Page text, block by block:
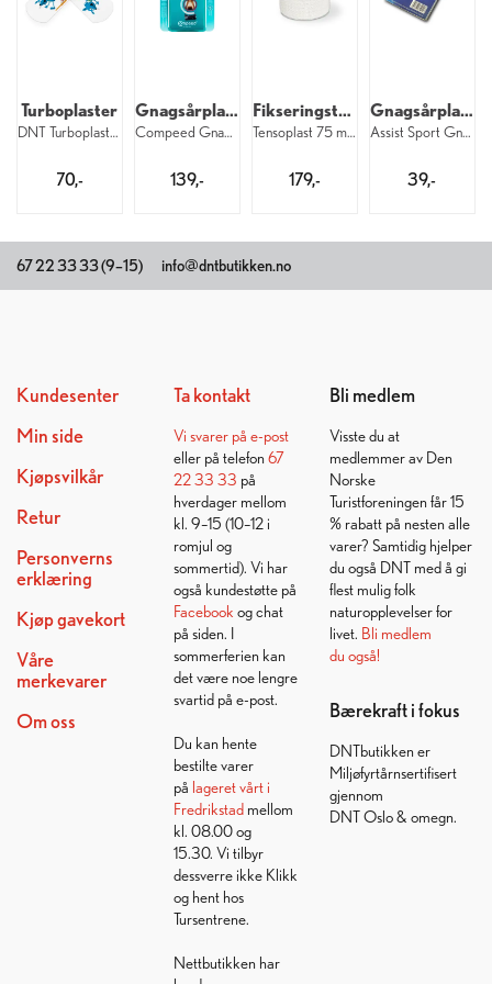
Turboplaster
DNT Turboplaster
70,-
Gnagsårplaster
Compeed Gnagsårplaster Sport Hæl 5 pk
139,-
Fikseringstape
Tensoplast 75 mm x 450 cm
179,-
Gnagsårplate
Assist Sport Gnagsårplate
39,-
67 22 33 33 (9–15) info@dntbutikken.no
Kundesenter
Min side
Kjøpsvilkår
Retur
Personverns
erklæring
Kjøp gavekort
Våre
merkevarer
Om oss
Ta kontakt
Vi svarer på e-post
eller på telefon 67
22 33 33 på
hverdager mellom
kl. 9–15 (10–12 i
romjul og
sommertid). Vi har
også kundestøtte på
Facebook og chat
på siden. I
sommerferien kan
det være noe lengre
svartid på e-post.
Du kan hente
bestilte varer
på lageret vårt i
Fredrikstadmellom
kl. 08.00 og
15.30. Vi tilbyr
dessverre ikke Klikk
og hent hos
Tursentrene.
Nettbutikken har
Bli medlem
Visste du at
medlemmer av Den
Norske
Turistforeningen får 15
% rabatt på nesten alle
varer? Samtidig hjelper
du også DNT med å gi
flest mulig folk
naturopplevelser for
livet. Bli medlem
du også!
Bærekraft i fokus
DNTbutikken er
Miljøfyrtårnsertifisert
gjennom
DNT Oslo & omegn.